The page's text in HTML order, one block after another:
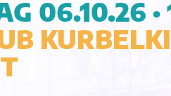
06.10.26 ·